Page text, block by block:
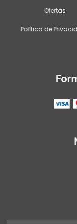
Ofertas
Política de